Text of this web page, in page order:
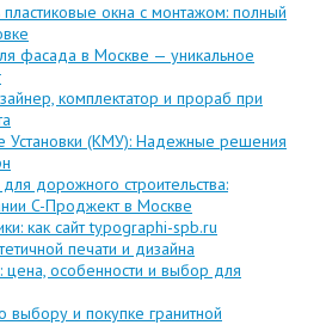
пластиковые окна с монтажом: полный
фасада в Москве — уникальное
комплектатор и прораб при
Установки (КМУ): Надежные решения
дорожного строительства:
C-Проджект в Москве
как сайт typographi-spb.ru
печати и дизайна
цена, особенности и выбор для
выбору и покупке гранитной